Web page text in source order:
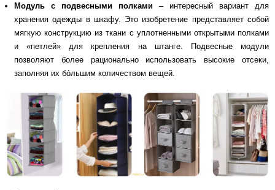
Модуль с подвесными полками – интересный вариант для
хранения одежды в шкафу. Это изобретение представляет собой
мягкую конструкцию из ткани с уплотненными открытыми полками
и «петлей» для крепления на штанге. Подвесные модули
позволяют более рационально использовать высокие отсеки,
заполняя их бо́льшим количеством вещей.